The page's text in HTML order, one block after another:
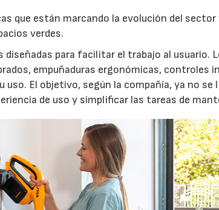
que están marcando la evolución del sector
verdes.
diseñadas para facilitar el trabajo al usuario.
empuñaduras ergonómicas, controles
El objetivo, según la compañía, ya no se
de uso y simplificar las tareas de